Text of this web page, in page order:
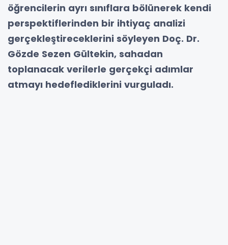
öğrencilerin ayrı sınıflara bölünerek kendi
perspektiflerinden bir ihtiyaç analizi
gerçekleştireceklerini söyleyen Doç. Dr.
Gözde Sezen Gültekin, sahadan
toplanacak verilerle gerçekçi adımlar
atmayı hedeflediklerini vurguladı.